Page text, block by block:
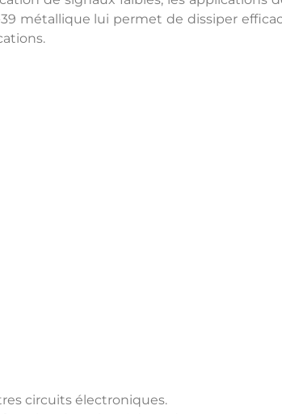
métallique lui permet de dissiper
circuits électroniques.